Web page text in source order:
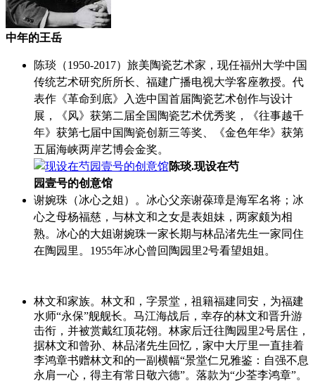
中年的王岳
陈琰（1950-2017）旅美陶瓷艺术家，现任福州大学中国
传统艺术研究所所长、福建广播电视大学客座教授。代
表作《革命到底》入选中国首届陶瓷艺术创作与设计
展，《风》获第二届全国陶瓷艺术优秀奖，《往事越千
年》获第七届中国陶瓷创新三等奖、《金色年华》获第
五届海峡两岸艺博会金奖。
陈琰.现设在芍
园壹号的创意馆
谢婉珠（冰心之姐）。冰心父亲谢葆璋是海军名将；冰
心之母杨福慈，与林文和之女是表姐妹，两家颇为相
熟。冰心的大姐谢婉珠一家长期与林品渚先生一家同住
在陶园里。1955年冰心曾回陶园里2号看望姐姐。
林文和家族。林文和，字景堂，祖籍福建同安，为福建
水师“永保”舰舰长。马江海战后，幸存的林文和晋升游
击衔，并被赏戴红顶花翎。林家后迁往陶园里2号居住，
据林文和曾孙、林品渚先生回忆，家中大厅里一直挂着
李鸿章书赠林文和的一副横幅“景堂仁兄雅鉴：自强不息
永肩一心，得主有常日敬六德”。落款为“少荃李鸿章”。